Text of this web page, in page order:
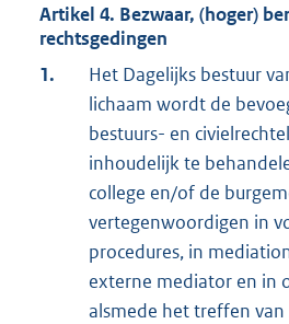
Artikel 4. Bezwaar, (hoger)
rechtsgedingen
1.
Het Dagelijks bestuur
lichaam wordt de
bestuurs- en
inhoudelijk te
college en/of de
vertegenwoordigen in
procedures, in
externe mediator en in
alsmede het treffen